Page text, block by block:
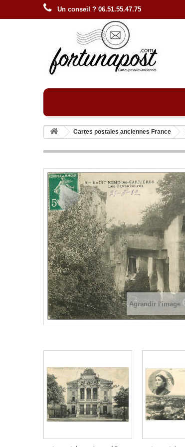
Un conseil ? 06.51.55.47.75
Cartes postales anciennes France
Agrandir l'image